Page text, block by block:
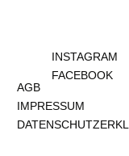
INSTAGRAM
FACEBOOK
AGB
IMPRESSUM